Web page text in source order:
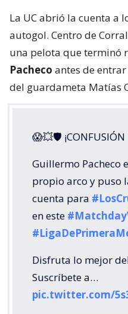
La UC abrió la cuenta a
autogol. Centro de
una pelota que terminó
Pacheco antes de
del guardameta Matías
😱💥🛡 ¡CONFUSIÓN
Guillermo Pacheco
propio arco y puso
cuenta para
en este
Disfruta lo mejor
Suscríbete a…
pic.twitter.com/